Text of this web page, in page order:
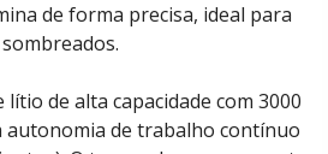
de forma precisa, ideal para
de alta capacidade com 3000
autonomia de trabalho contínuo